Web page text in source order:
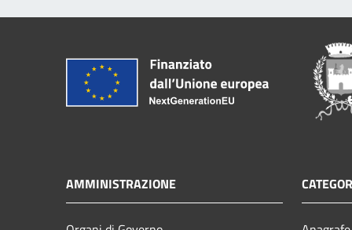
AMMINISTRAZIONE